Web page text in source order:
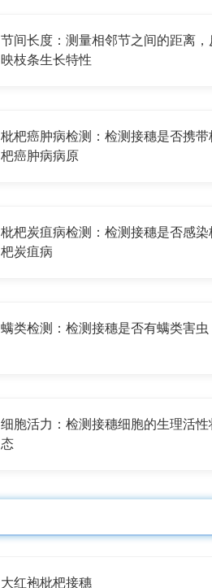
节间长度：测量相邻节之间的距离，
映枝条生长特性
枇杷癌肿病检测：检测接穗是否携带
杷癌肿病病原
枇杷炭疽病检测：检测接穗是否感染
杷炭疽病
螨类检测：检测接穗是否有螨类害虫
细胞活力：检测接穗细胞的生理活性
态
大红袍枇杷接穗